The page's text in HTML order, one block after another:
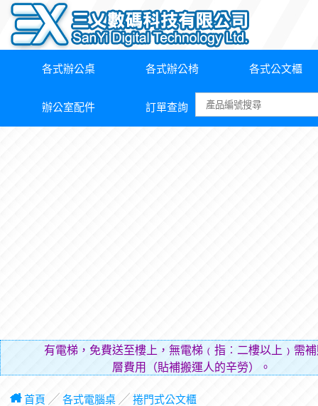
各式辦公桌 各式辦公椅 各式公文櫃
辦公室配件 訂單查詢
有電梯，免費送至樓上，無電梯﹙指︰二樓以上﹚需
層費用（貼補搬運人的辛勞）。
首頁 ╱ 各式電腦桌╱ 捲門式公文櫃